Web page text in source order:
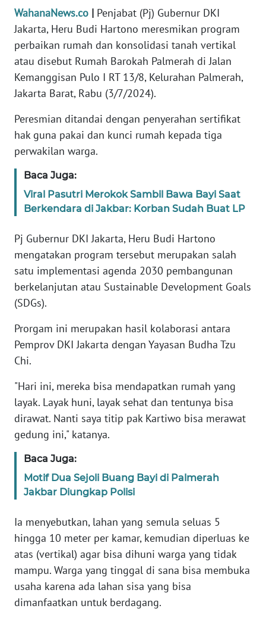
WahanaNews.co | Penjabat (Pj) Gubernur DKI
Jakarta, Heru Budi Hartono meresmikan program
perbaikan rumah dan konsolidasi tanah vertikal
atau disebut Rumah Barokah Palmerah di Jalan
Kemanggisan Pulo I RT 13/8, Kelurahan Palmerah,
Jakarta Barat, Rabu (3/7/2024).
Peresmian ditandai dengan penyerahan sertifikat
hak guna pakai dan kunci rumah kepada tiga
perwakilan warga.
Baca Juga:
Viral Pasutri Merokok Sambil Bawa Bayi Saat
Berkendara di Jakbar: Korban Sudah Buat LP
Pj Gubernur DKI Jakarta, Heru Budi Hartono
mengatakan program tersebut merupakan salah
satu implementasi agenda 2030 pembangunan
berkelanjutan atau Sustainable Development Goals
(SDGs).
Prorgam ini merupakan hasil kolaborasi antara
Pemprov DKI Jakarta dengan Yayasan Budha Tzu
Chi.
"Hari ini, mereka bisa mendapatkan rumah yang
layak. Layak huni, layak sehat dan tentunya bisa
dirawat. Nanti saya titip pak Kartiwo bisa merawat
gedung ini," katanya.
Baca Juga:
Motif Dua Sejoli Buang Bayi di Palmerah
Jakbar Diungkap Polisi
Ia menyebutkan, lahan yang semula seluas 5
hingga 10 meter per kamar, kemudian diperluas ke
atas (vertikal) agar bisa dihuni warga yang tidak
mampu. Warga yang tinggal di sana bisa membuka
usaha karena ada lahan sisa yang bisa
dimanfaatkan untuk berdagang.
INDEKS
BERITA
KONTAK
KAMI
INFO
IKLAN
KAMI
PEDOMAN
REDAKSI
DISCLAIMER
Wahana
Regional
SUMUT
WN
WN
WN
BANTEN
WN
NTT